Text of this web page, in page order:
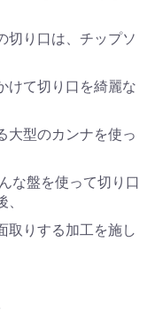
切り口は、チップソ
けて切り口を綺麗な
大型のカンナを使っ
な盤を使って切り口
取りする加工を施し